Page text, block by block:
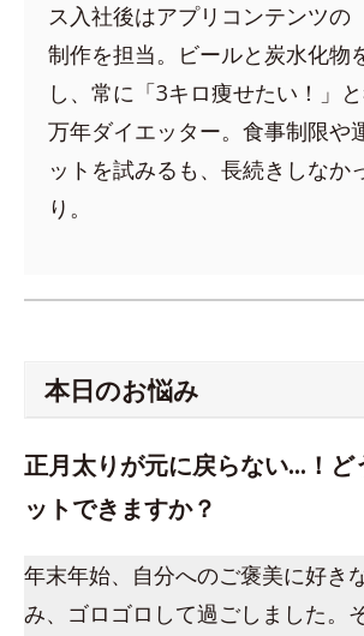
ス入社後はアプリコンテンツの
制作を担当。ビールと炭水化物
し、常に「3キロ痩せたい！」
万年ダイエッター。食事制限や
ットを試みるも、長続きしなか
り。
本日のお悩み
正月太りが元に戻らない…！ど
ットできますか？
年末年始、自分へのご褒美に好き
み、ゴロゴロして過ごしました。